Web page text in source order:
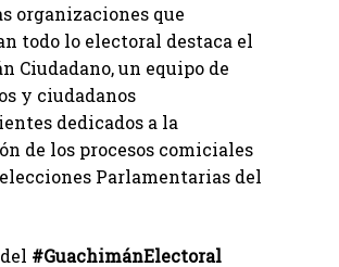
organizaciones que
todo lo electoral destaca el
Ciudadano, un equipo de
y ciudadanos
dedicados a la
de los procesos comiciales
Parlamentarias del
#GuachimánElectoral